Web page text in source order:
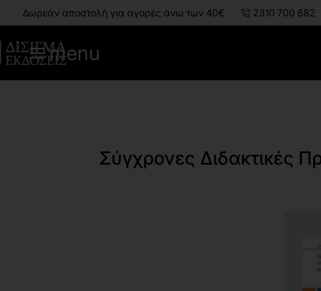
Δωρεάν αποστολή για αγορές άνω των 40€ 2310 700 682
menu
Σύγχρονες Διδακτικές